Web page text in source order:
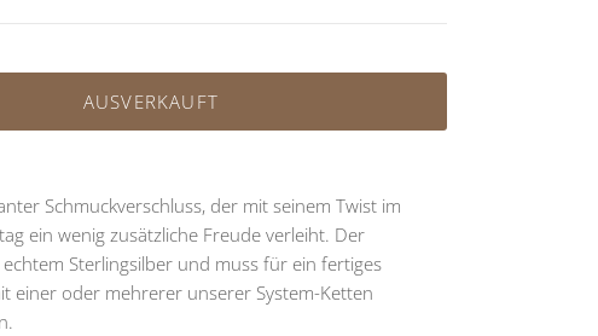
AUSVERKAUFT
Schmuckverschluss, der mit seinem Twist im
ein wenig zusätzliche Freude verleiht. Der
Sterlingsilber und muss für ein fertiges
einer oder mehrerer unserer System-Ketten